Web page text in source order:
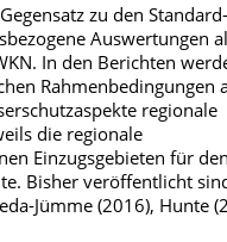
zu den
Auswertungen
In den Berichten
Rahmenbedingungen
regionale
die regionale
Einzugsgebieten für
Bisher veröffentlicht
Jümme (2016), Hunte